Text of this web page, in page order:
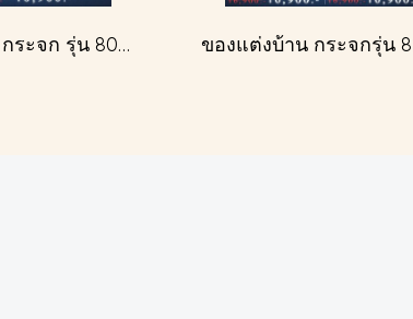
ของแต่งบ้าน กระจก รุ่น 809 สีทองโบราณ